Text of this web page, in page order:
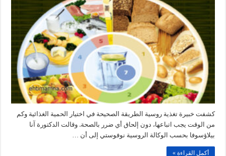
اللازم
لاتباع
حمية
غذائية
دون
الإضرار
بالصحة؟
مغلقة
كشفت خبيرة تغذية روسية الطريقة الصحيحة في اختيار الحمية الغذائية وكم
من الوقت يجب اتباعها، دون إلحاق أي ضرر بالصحة. وقالت الدكتورة آنا
بيلاؤسوفا بحسب الوكالة الروسية نوفوستي إلى أن …
أكمل القراءة »